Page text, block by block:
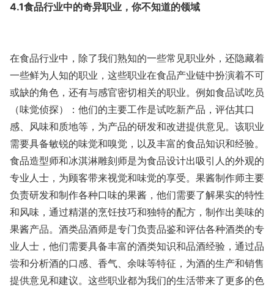
4.1食品行业中的奇异职业，你不知道的领域
在食品行业中，除了我们熟知的一些常见职业外，还隐藏着
一些鲜为人知的职业，这些职业在食品产业链中扮演着不可
或缺的角色，还有与感官密切相关的职业。例如食品试吃员
（味觉侦探）：他们的主要工作是试吃新产品，评估其口
感、风味和质地等，为产品的研发和改进提供意见。该职业
需要具备敏锐的味觉和嗅觉，以及丰富的食品知识和经验。
食品造型师和冰淇淋雕刻师是为食品设计出吸引人的外观的
专业人士，为顾客带来视觉和味觉的享受。果酱制作师主要
负责研发和制作各种口味的果酱，他们需要了解果实的特性
和风味，通过精湛的烹饪技巧和独特的配方，制作出美味的
果酱产品。酒类品酒师是专门负责品鉴和评估各种酒类的专
业人士，他们需要具备丰富的酒类知识和品酒经验，通过品
尝和分析酒的口感、香气、余味等特征，为酒的生产和销售
提供意见和建议。这些职业都为我们的生活带来了更多的色